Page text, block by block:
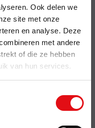
Ook delen we
site met onze
en analyse. Deze
met andere
of die ze hebben
van hun services.